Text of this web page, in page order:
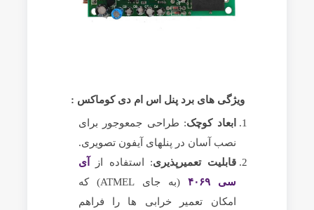
ویژگی های برد پنل اس ام دی کوماکس :
ابعاد کوچک: طراحی جمعوجور برای
نصب آسان در پنلهای آیفون تصویری.
قابلیت تعمیرپذیری: استفاده از
آی
سی ۴۰۶۹
(به جای ATMEL) که
امکان تعمیر خرابی ها را فراهم